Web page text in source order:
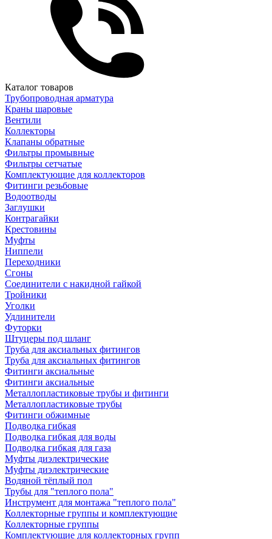
Каталог товаров
Трубопроводная арматура
Краны шаровые
Вентили
Коллекторы
Клапаны обратные
Фильтры промывные
Фильтры сетчатые
Комплектующие для коллекторов
Фитинги резьбовые
Водоотводы
Заглушки
Контрагайки
Крестовины
Муфты
Ниппели
Переходники
Сгоны
Соединители с накидной гайкой
Тройники
Уголки
Удлинители
Футорки
Штуцеры под шланг
Труба для аксиальных фитингов
Труба для аксиальных фитингов
Фитинги аксиальные
Фитинги аксиальные
Металлопластиковые трубы и фитинги
Металлопластиковые трубы
Фитинги обжимные
Подводка гибкая
Подводка гибкая для воды
Подводка гибкая для газа
Муфты диэлектрические
Муфты диэлектрические
Водяной тёплый пол
Трубы для "теплого пола"
Инструмент для монтажа "теплого пола"
Коллекторные группы и комплектующие
Коллекторные группы
Комплектующие для коллекторных групп